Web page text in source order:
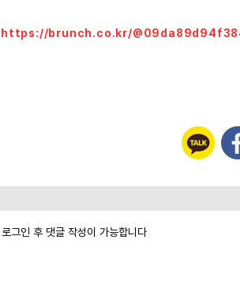
https://brunch.co.kr/
로그인 후 댓글 작성이 가능합니다